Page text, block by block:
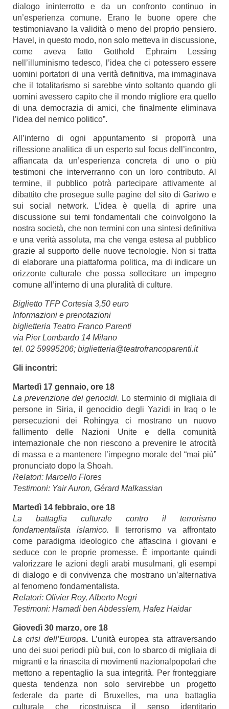
dialogo ininterrotto e da un confronto continuo in
un’esperienza comune. Erano le buone opere che
testimoniavano la validità o meno del proprio pensiero.
Havel, in questo modo, non solo metteva in discussione,
come aveva fatto Gotthold Ephraim Lessing
nell’illuminismo tedesco, l’idea che ci potessero essere
uomini portatori di una verità definitiva, ma immaginava
che il totalitarismo si sarebbe vinto soltanto quando gli
uomini avessero capito che il mondo migliore era quello
di una democrazia di amici, che finalmente eliminava
l’idea del nemico politico”.
All’interno di ogni appuntamento si proporrà una
riflessione analitica di un esperto sul focus dell’incontro,
affiancata da un’esperienza concreta di uno o più
testimoni che interverranno con un loro contributo. Al
termine, il pubblico potrà partecipare attivamente al
dibattito che prosegue sulle pagine del sito di Gariwo e
sui social network.
L’idea è quella di aprire una
discussione sui temi fondamentali che coinvolgono la
nostra società, che non termini con una sintesi definitiva
e una verità assoluta, ma che venga estesa al pubblico
grazie al supporto delle nuove tecnologie. Non si tratta
di elaborare una piattaforma politica, ma di indicare un
orizzonte culturale che possa sollecitare un impegno
comune all’interno di una pluralità di culture.
Biglietto TFP Cortesia 3,50 euro
Informazioni e prenotazioni
biglietteria Teatro Franco Parenti
via Pier Lombardo 14 Milano
tel. 02 59995206; biglietteria@teatrofrancoparenti.it
Gli incontri:
Martedì 17 gennaio, ore 18
La prevenzione dei genocidi. Lo sterminio di migliaia di
persone in Siria, il genocidio degli Yazidi in Iraq o le
persecuzioni dei Rohingya ci mostrano un nuovo
fallimento delle Nazioni Unite e della comunità
internazionale che non riescono a prevenire le atrocità
di massa e a mantenere l’impegno morale del “mai più”
pronunciato dopo la Shoah.
Relatori: Marcello Flores
Testimoni: Yair Auron, Gérard Malkassian
Martedì 14 febbraio, ore 18
La battaglia culturale contro il terrorismo
fondamentalista islamico. Il terrorismo va affrontato
come paradigma ideologico che affascina i giovani e
seduce con le proprie promesse. È importante quindi
valorizzare le azioni degli arabi musulmani, gli esempi
di dialogo e di convivenza che mostrano un’alternativa
al fenomeno fondamentalista.
Relatori: Olivier Roy, Alberto Negri
Testimoni: Hamadi ben Abdesslem, Hafez Haidar
Giovedì 30 marzo, ore 18
La crisi dell’Europa. L’unità europea sta attraversando
uno dei suoi periodi più bui, con lo sbarco di migliaia di
migranti e la rinascita di movimenti nazionalpopolari che
mettono a repentaglio la sua integrità. Per fronteggiare
questa tendenza non solo servirebbe un progetto
federale da parte di Bruxelles, ma una battaglia
culturale che ricostruisca il senso identitario